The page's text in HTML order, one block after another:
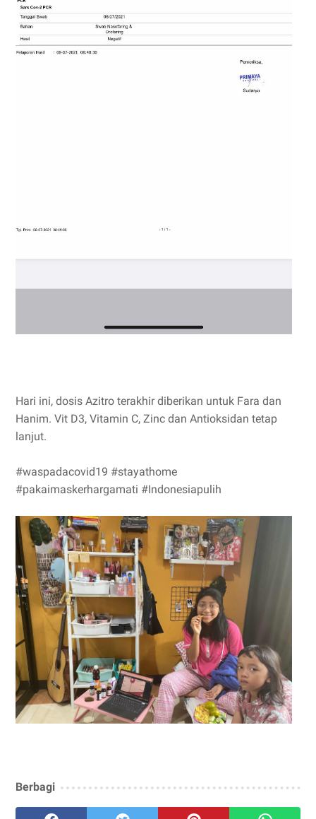
Hari ini, dosis Azitro terakhir diberikan untuk Fara dan
Hanim. Vit D3, Vitamin C, Zinc dan Antioksidan tetap
lanjut.
#waspadacovid19 #stayathome
#pakaimaskerhargamati #Indonesiapulih
Berbagi